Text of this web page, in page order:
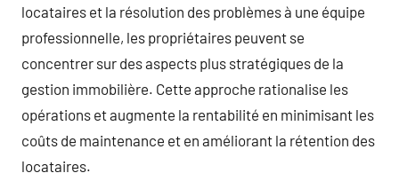
locataires et la résolution des problèmes à une équipe
professionnelle, les propriétaires peuvent se
concentrer sur des aspects plus stratégiques de la
gestion immobilière. Cette approche rationalise les
opérations et augmente la rentabilité en minimisant les
coûts de maintenance et en améliorant la rétention des
locataires.